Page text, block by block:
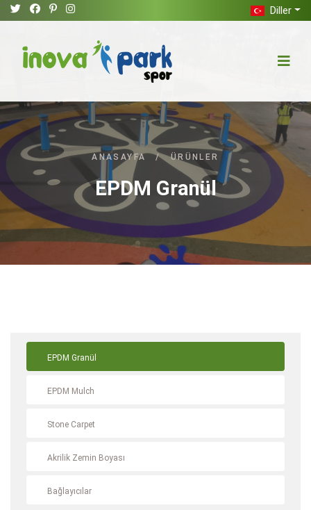
Diller
ANASAYFA / ÜRÜNLER
EPDM Granül
EPDM Granül
EPDM Mulch
Stone Carpet
Akrilik Zemin Boyası
Bağlayıcılar